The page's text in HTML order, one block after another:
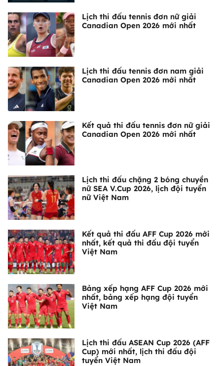
Lịch thi đấu tennis đơn nữ giải
Canadian Open 2026 mới nhất
Lịch thi đấu tennis đơn nam giải
Canadian Open 2026 mới nhất
Kết quả thi đấu tennis đơn nữ giải
Canadian Open 2026 mới nhất
Lịch thi đấu chặng 2 bóng chuyền
nữ SEA V.Cup 2026, lịch đội tuyển
nữ Việt Nam
Kết quả thi đấu AFF Cup 2026 mới
nhất, kết quả thi đấu đội tuyển
Việt Nam
Bảng xếp hạng AFF Cup 2026 mới
nhất, bảng xếp hạng đội tuyển
Việt Nam
Lịch thi đấu ASEAN Cup 2026 (AFF
Cup) mới nhất, lịch thi đấu đội
tuyển Việt Nam